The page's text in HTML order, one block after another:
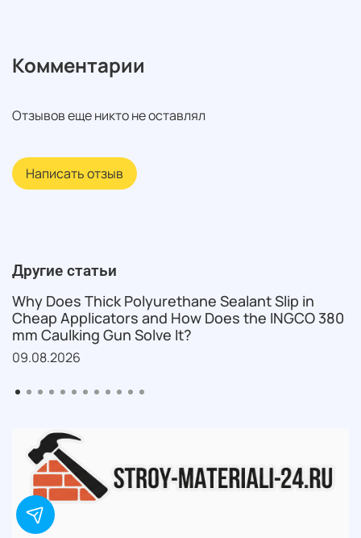
Комментарии
Отзывов еще никто не оставлял
Написать отзыв
Другие статьи
Why Does Thick Polyurethane Sealant Slip in
Cheap Applicators and How Does the INGCO 380
mm Caulking Gun Solve It?
09.08.2026